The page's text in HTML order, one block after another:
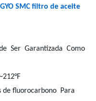
SMC filtro de aceite
Ser Garantizada Como
fluorocarbono Para